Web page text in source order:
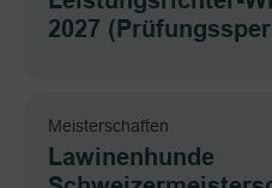
2027
Meisterschaften
Lawinenhunde